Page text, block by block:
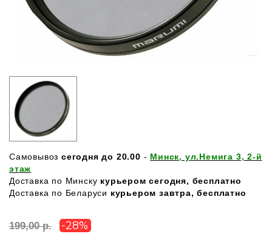
Самовывоз сегодня до 20.00 - Минск, ул.Немига 3, 2-й
этаж
Доставка по Минску курьером сегодня, бесплатно
Доставка по Беларуси курьером завтра, бесплатно
199,00 р. -28%